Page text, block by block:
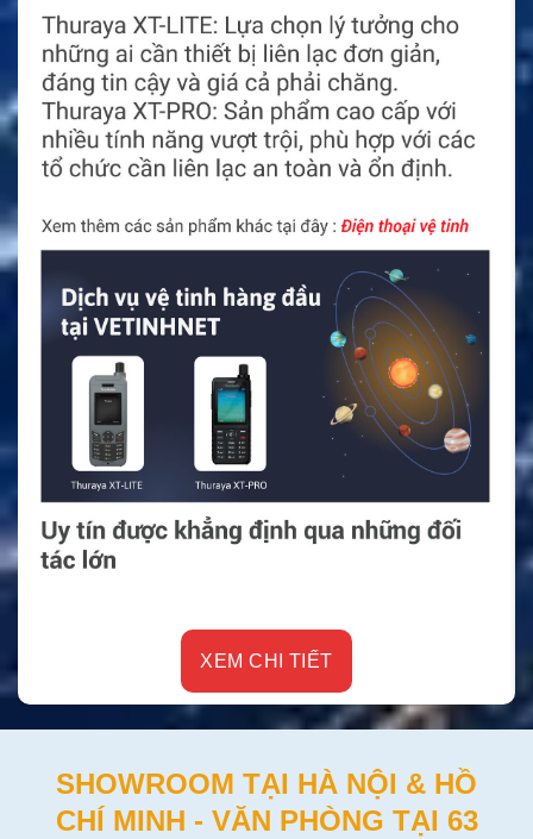
XEM CHI TIẾT
SHOWROOM TẠI HÀ NỘI & HỒ
CHÍ MINH - VĂN PHÒNG TẠI 63